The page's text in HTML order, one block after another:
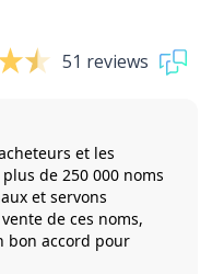
51 reviews
et les
de 250 000 noms
et servons
de ces noms,
bon accord pour